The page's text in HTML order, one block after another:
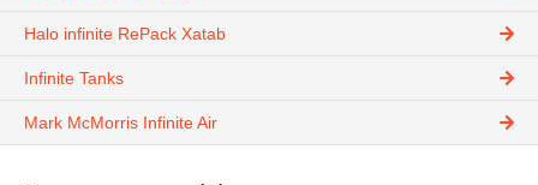
Halo infinite RePack Xatab
Infinite Tanks
Mark McMorris Infinite Air